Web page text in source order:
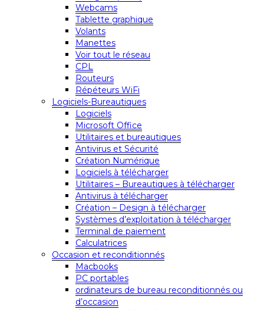
Webcams
Tablette graphique
Volants
Manettes
Voir tout le réseau
CPL
Routeurs
Répéteurs WiFi
Logiciels-Bureautiques
Logiciels
Microsoft Office
Utilitaires et bureautiques
Antivirus et Sécurité
Création Numérique
Logiciels à télécharger
Utilitaires – Bureautiques à télécharger
Antivirus à télécharger
Création – Design à télécharger
Systèmes d’exploitation à télécharger
Terminal de paiement
Calculatrices
Occasion et reconditionnés
Macbooks
PC portables
ordinateurs de bureau reconditionnés ou
d’occasion